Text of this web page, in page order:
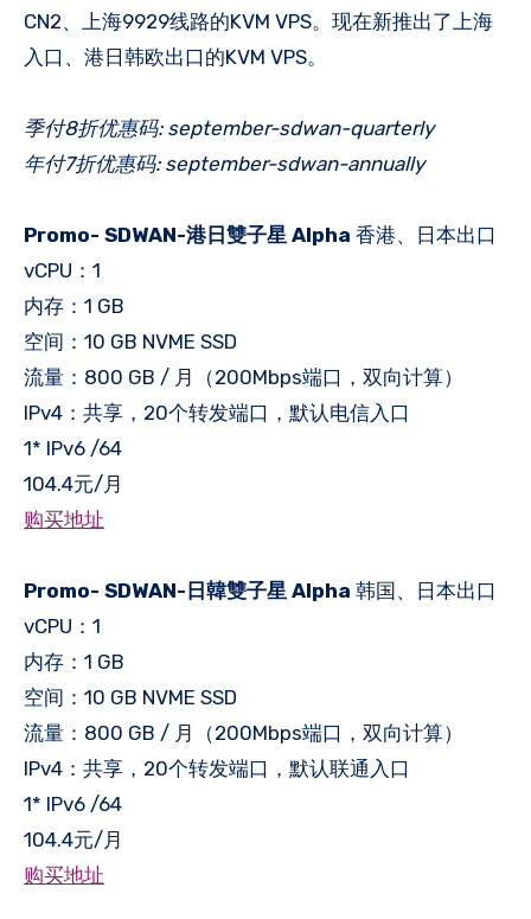
CN2、上海9929线路的KVM VPS。现在新推出了上海
入口、港日韩欧出口的KVM VPS。
季付8折优惠码: september-sdwan-quarterly
年付7折优惠码: september-sdwan-annually
Promo- SDWAN-港日雙子星 Alpha 香港、日本出口
vCPU：1
内存：1 GB
空间：10 GB NVME SSD
流量：800 GB / 月（200Mbps端口，双向计算）
IPv4：共享，20个转发端口，默认电信入口
1* IPv6 /64
104.4元/月
购买地址
Promo- SDWAN-日韓雙子星 Alpha 韩国、日本出口
vCPU：1
内存：1 GB
空间：10 GB NVME SSD
流量：800 GB / 月（200Mbps端口，双向计算）
IPv4：共享，20个转发端口，默认联通入口
1* IPv6 /64
104.4元/月
购买地址